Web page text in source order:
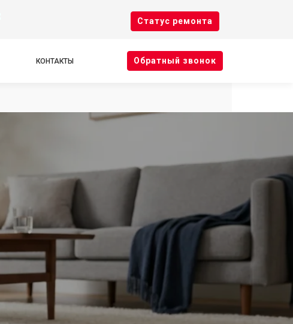
Cтатус ремонта
КОНТАКТЫ Oбратный звонок